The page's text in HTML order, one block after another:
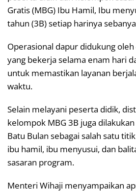
Gratis (MBG) Ibu Hamil, Ibu
tahun (3B) setiap harinya
Operasional dapur didukung
yang bekerja selama enam hari
untuk memastikan layanan
waktu.
Selain melayani peserta didik,
kelompok MBG 3B juga
Batu Bulan sebagai salah satu
ibu hamil, ibu menyusui, dan
sasaran program.
Menteri Wihaji menyampaikan